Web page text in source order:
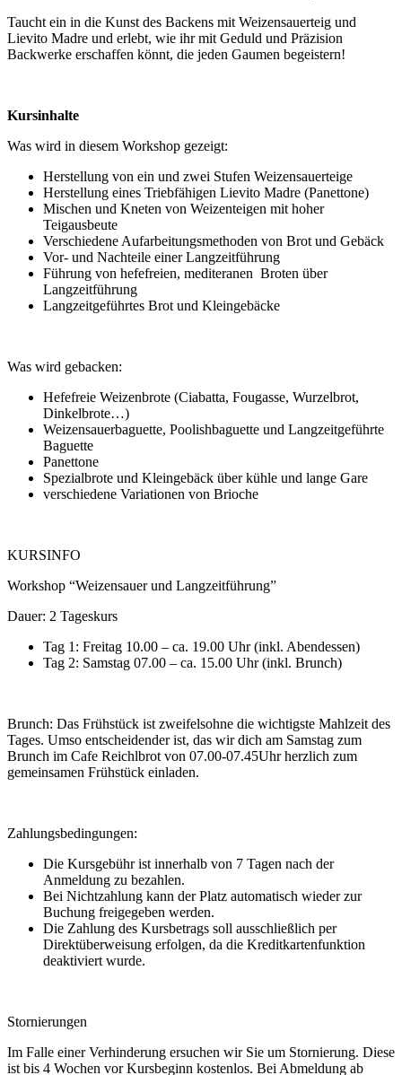
Taucht ein in die Kunst des Backens mit Weizensauerteig und
Lievito Madre und erlebt, wie ihr mit Geduld und Präzision
Backwerke erschaffen könnt, die jeden Gaumen begeistern!
Kursinhalte
Was wird in diesem Workshop gezeigt:
Herstellung von ein und zwei Stufen Weizensauerteige
Herstellung eines Triebfähigen Lievito Madre (Panettone)
Mischen und Kneten von Weizenteigen mit hoher
Teigausbeute
Verschiedene Aufarbeitungsmethoden von Brot und Gebäck
Vor- und Nachteile einer Langzeitführung
Führung von hefefreien, mediteranen Broten über
Langzeitführung
Langzeitgeführtes Brot und Kleingebäcke
Was wird gebacken:
Hefefreie Weizenbrote (Ciabatta, Fougasse, Wurzelbrot,
Dinkelbrote…)
Weizensauerbaguette, Poolishbaguette und Langzeitgeführte
Baguette
Panettone
Spezialbrote und Kleingebäck über kühle und lange Gare
verschiedene Variationen von Brioche
KURSINFO
Workshop “Weizensauer und Langzeitführung”
Dauer: 2 Tageskurs
Tag 1: Freitag 10.00 – ca. 19.00 Uhr (inkl. Abendessen)
Tag 2: Samstag 07.00 – ca. 15.00 Uhr (inkl. Brunch)
Brunch: Das Frühstück ist zweifelsohne die wichtigste Mahlzeit des
Tages. Umso entscheidender ist, das wir dich am Samstag zum
Brunch im Cafe Reichlbrot von 07.00-07.45Uhr herzlich zum
gemeinsamen Frühstück einladen.
Zahlungsbedingungen:
Die Kursgebühr ist innerhalb von 7 Tagen nach der
Anmeldung zu bezahlen.
Bei Nichtzahlung kann der Platz automatisch wieder zur
Buchung freigegeben werden.
Die Zahlung des Kursbetrags soll ausschließlich per
Direktüberweisung erfolgen, da die Kreditkartenfunktion
deaktiviert wurde.
Stornierungen
Im Falle einer Verhinderung ersuchen wir Sie um Stornierung. Diese
ist bis 4 Wochen vor Kursbeginn kostenlos. Bei Abmeldung ab